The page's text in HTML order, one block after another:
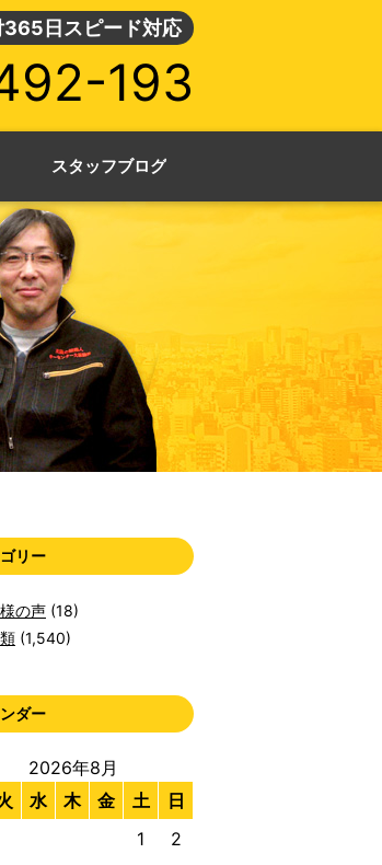
日スピード対応
193
スタッフブログ
リー
の声 (18)
(1,540)
ダー
2026年8月
水 木 金 土 日
1
2